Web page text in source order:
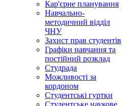
Кар'єрне планування
Навчально-
методичний відділ
ЧНУ
Захист прав студентів
Графіки навчання та
постійний розклад
Студрада
Можливості за
кордоном
Студентські гуртки
Студентське наукове